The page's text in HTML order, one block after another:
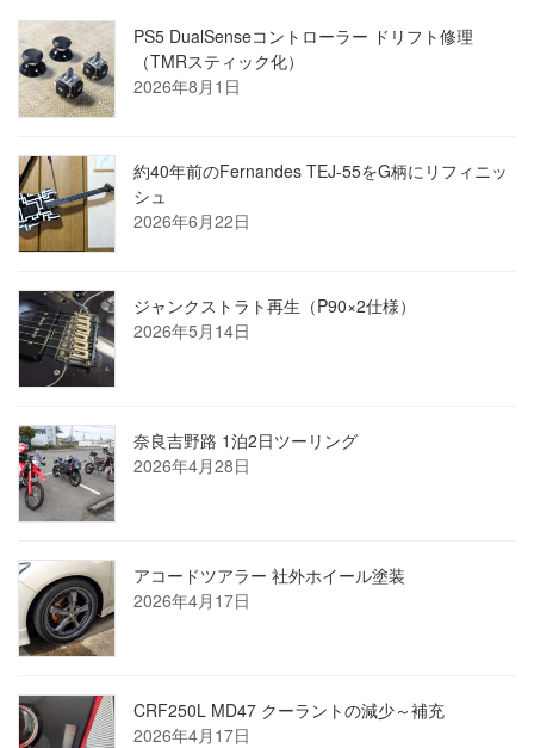
PS5 DualSenseコントローラー ドリフト修理
（TMRスティック化）
2026年8月1日
約40年前のFernandes TEJ-55をG柄にリフィニッ
シュ
2026年6月22日
ジャンクストラト再生（P90×2仕様）
2026年5月14日
奈良吉野路 1泊2日ツーリング
2026年4月28日
アコードツアラー 社外ホイール塗装
2026年4月17日
CRF250L MD47 クーラントの減少～補充
2026年4月17日